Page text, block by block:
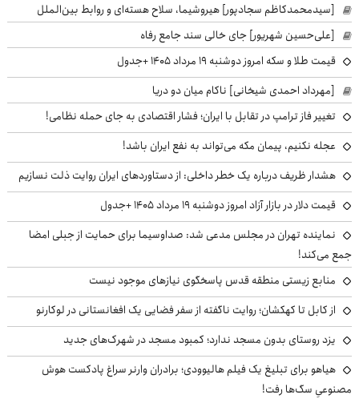
[سیدمحمدکاظم سجادپور] هیروشیما، سلاح هسته‌ای و روابط بین‌الملل
[علی‌حسین شهریور] جای خالی سند جامع رفاه
قیمت طلا و سکه امروز دوشنبه ۱۹ مرداد ۱۴۰۵ +جدول
[مهرداد احمدی شیخانی] ناکام میان دو دریا
تغییر فاز ترامپ در تقابل با ایران؛ فشار اقتصادی به جای حمله نظامی!
عجله نکنیم، پیمان مکه می‌تواند به نفع ایران باشد!
هشدار ظریف درباره یک خطر داخلی: از دستاوردهای ایران روایت ذلت نسازیم
قیمت دلار در بازار آزاد امروز دوشنبه ۱۹ مرداد ۱۴۰۵ +جدول
نماینده تهران در مجلس مدعی شد: صداوسیما برای حمایت از جبلی امضا
جمع می‌کند!
منابع زیستی منطقه قدس پاسخگوی نیازهای موجود نیست
از کابل تا کهکشان؛ روایت ناگفته از سفر فضایی یک افغانستانی در لوکارنو
یزد روستای بدون مسجد ندارد؛ کمبود مسجد در شهرک‌های جدید
هیاهو برای تبلیغ یک فیلم هالیوودی؛ برادران وارنر سراغ پادکست هوش
مصنوعیِ سگ‌ها رفت!